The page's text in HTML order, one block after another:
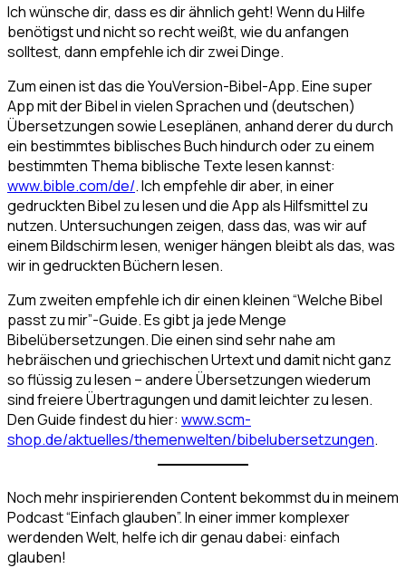
Ich wünsche dir, dass es dir ähnlich geht! Wenn du Hilfe
benötigst und nicht so recht weißt, wie du anfangen
solltest, dann empfehle ich dir zwei Dinge.
Zum einen ist das die YouVersion-Bibel-App. Eine super
App mit der Bibel in vielen Sprachen und (deutschen)
Übersetzungen sowie Leseplänen, anhand derer du durch
ein bestimmtes biblisches Buch hindurch oder zu einem
bestimmten Thema biblische Texte lesen kannst:
www.bible.com/de/. Ich empfehle dir aber, in einer
gedruckten Bibel zu lesen und die App als Hilfsmittel zu
nutzen. Untersuchungen zeigen, dass das, was wir auf
einem Bildschirm lesen, weniger hängen bleibt als das, was
wir in gedruckten Büchern lesen.
Zum zweiten empfehle ich dir einen kleinen “Welche Bibel
passt zu mir”-Guide. Es gibt ja jede Menge
Bibelübersetzungen. Die einen sind sehr nahe am
hebräischen und griechischen Urtext und damit nicht ganz
so flüssig zu lesen – andere Übersetzungen wiederum
sind freiere Übertragungen und damit leichter zu lesen.
Den Guide findest du hier: www.scm-
shop.de/aktuelles/themenwelten/bibelubersetzungen.
Noch mehr inspirierenden Content bekommst du in meinem
Podcast “Einfach glauben”. In einer immer komplexer
werdenden Welt, helfe ich dir genau dabei: einfach
glauben!